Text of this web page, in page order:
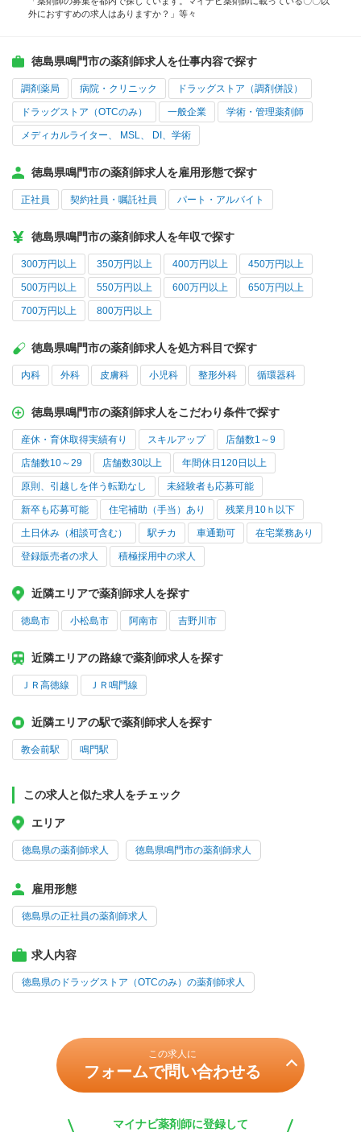
外におすすめの求人はありますか？」等々
徳島県鳴門市の薬剤師求人を仕事内容で探す
調剤薬局 病院・クリニック ドラッグストア（調剤併設）
ドラッグストア（OTCのみ） 一般企業 学術・管理薬剤師
メディカルライター、 MSL、 DI、学術
徳島県鳴門市の薬剤師求人を雇用形態で探す
正社員 契約社員・嘱託社員 パート・アルバイト
徳島県鳴門市の薬剤師求人を年収で探す
300万円以上 350万円以上 400万円以上 450万円以上
500万円以上 550万円以上 600万円以上 650万円以上
700万円以上 800万円以上
徳島県鳴門市の薬剤師求人を処方科目で探す
内科 外科 皮膚科 小児科 整形外科 循環器科
徳島県鳴門市の薬剤師求人をこだわり条件で探す
産休・育休取得実績有り スキルアップ 店舗数1～9
店舗数10～29 店舗数30以上 年間休日120日以上
原則、引越しを伴う転勤なし 未経験者も応募可能
新卒も応募可能 住宅補助（手当）あり 残業月10ｈ以下
土日休み（相談可含む） 駅チカ 車通勤可 在宅業務あり
登録販売者の求人 積極採用中の求人
近隣エリアで薬剤師求人を探す
徳島市 小松島市 阿南市 吉野川市
近隣エリアの路線で薬剤師求人を探す
ＪＲ高徳線 ＪＲ鳴門線
近隣エリアの駅で薬剤師求人を探す
教会前駅 鳴門駅
この求人と似た求人をチェック
エリア
徳島県の薬剤師求人 徳島県鳴門市の薬剤師求人
雇用形態
徳島県の正社員の薬剤師求人
求人内容
徳島県のドラッグストア（OTCのみ）の薬剤師求人
この求人に
フォームで問い合わせる
マイナビ薬剤師に登録して